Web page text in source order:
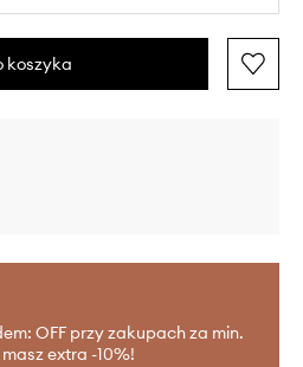
koszyka
OFF przy zakupach za min.
extra -10%!